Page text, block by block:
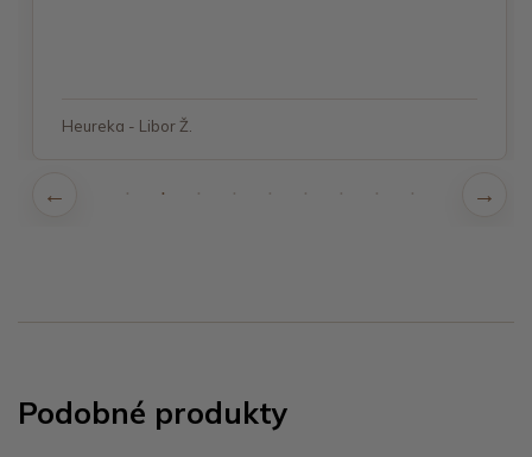
Heureka - Libor Ž.
Podobné produkty